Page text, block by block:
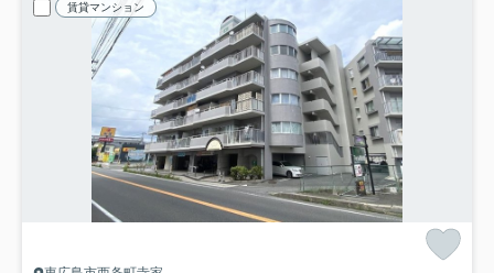
賃貸マンション